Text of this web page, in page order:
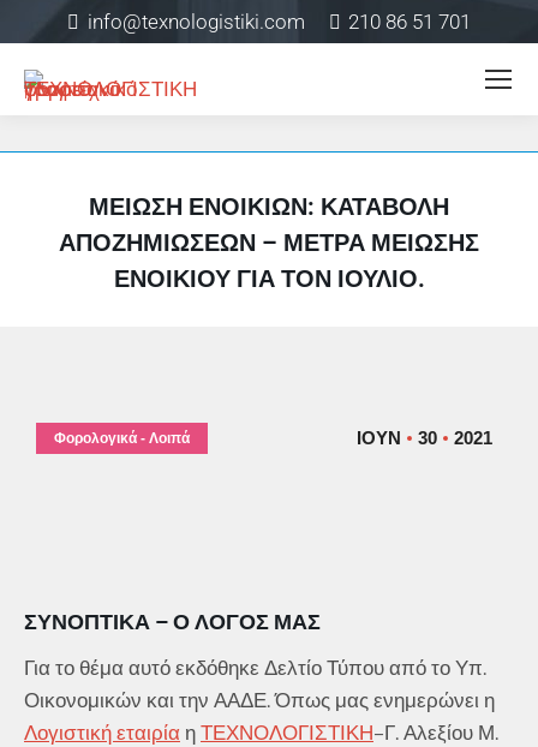
info@texnologistiki.com 210 86 51 701
ΜΕΊΩΣΗ ΕΝΟΙΚΊΩΝ: ΚΑΤΑΒΟΛΉ
ΑΠΟΖΗΜΙΏΣΕΩΝ – ΜΈΤΡΑ ΜΕΊΩΣΗΣ
ΕΝΟΙΚΊΟΥ ΓΙΑ ΤΟΝ ΙΟΎΛΙΟ.
ΙΟΎΝ 30 2021
Φορολογικά - Λοιπά
ΣΥΝΟΠΤΙΚΆ – Ο ΛΌΓΟΣ ΜΑΣ
Για το θέμα αυτό εκδόθηκε Δελτίο Τύπου από το Υπ.
Οικονομικών και την ΑΑΔΕ. Όπως μας ενημερώνει η
Λογιστική εταιρία ηΤΕΧΝΟΛΟΓΙΣΤΙΚΗ–Γ. Αλεξίου Μ.